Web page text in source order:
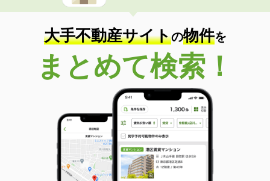
大手不動産サイトの物件を
まとめて検索！